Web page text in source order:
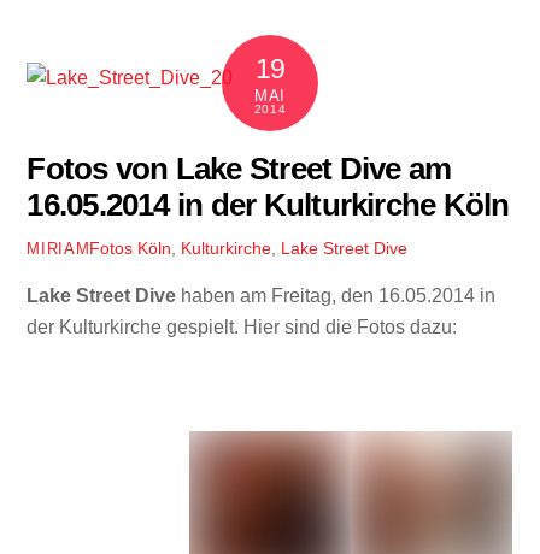
19
MAI
2014
Fotos von Lake Street Dive am
16.05.2014 in der Kulturkirche Köln
MIRIAM Fotos Köln, Kulturkirche, Lake Street Dive
Lake Street Dive haben am Freitag, den 16.05.2014 in
der Kulturkirche gespielt. Hier sind die Fotos dazu: